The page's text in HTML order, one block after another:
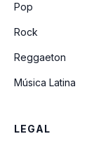
Pop
Rock
Reggaeton
Música Latina
LEGAL